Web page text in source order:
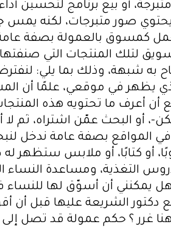
صور متبرجات، لكنه يمس
هي: 1ـ ما حكم العمل كمسوق
به شبهة، وذلك بما يلي:
يظهر في موقعي، علمًا أن
أستطيع أن أعرف ما تحتويه هذه
، أو البحث عمّن اشتراه، ثم لا
حكم ديننا الحنيف في هذا الأمر؟ 5ـ في
أو كتابًا، أو ملابس ستظهر
-كدروس التغذية، ومساعدة
يمكنني أن أسوّق لها
الشريعة عليها قبل أن